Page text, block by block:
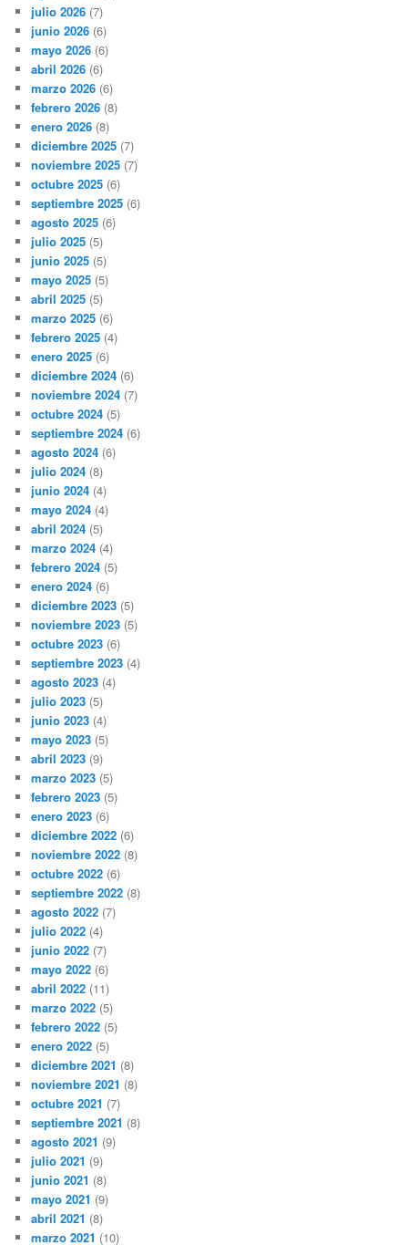
julio 2026 (7)
junio 2026 (6)
mayo 2026 (6)
abril 2026 (6)
marzo 2026 (6)
febrero 2026 (8)
enero 2026 (8)
diciembre 2025 (7)
noviembre 2025 (7)
octubre 2025 (6)
septiembre 2025 (6)
agosto 2025 (6)
julio 2025 (5)
junio 2025 (5)
mayo 2025 (5)
abril 2025 (5)
marzo 2025 (6)
febrero 2025 (4)
enero 2025 (6)
diciembre 2024 (6)
noviembre 2024 (7)
octubre 2024 (5)
septiembre 2024 (6)
agosto 2024 (6)
julio 2024 (8)
junio 2024 (4)
mayo 2024 (4)
abril 2024 (5)
marzo 2024 (4)
febrero 2024 (5)
enero 2024 (6)
diciembre 2023 (5)
noviembre 2023 (5)
octubre 2023 (6)
septiembre 2023 (4)
agosto 2023 (4)
julio 2023 (5)
junio 2023 (4)
mayo 2023 (5)
abril 2023 (9)
marzo 2023 (5)
febrero 2023 (5)
enero 2023 (6)
diciembre 2022 (6)
noviembre 2022 (8)
octubre 2022 (6)
septiembre 2022 (8)
agosto 2022 (7)
julio 2022 (4)
junio 2022 (7)
mayo 2022 (6)
abril 2022 (11)
marzo 2022 (5)
febrero 2022 (5)
enero 2022 (5)
diciembre 2021 (8)
noviembre 2021 (8)
octubre 2021 (7)
septiembre 2021 (8)
agosto 2021 (9)
julio 2021 (9)
junio 2021 (8)
mayo 2021 (9)
abril 2021 (8)
marzo 2021 (10)